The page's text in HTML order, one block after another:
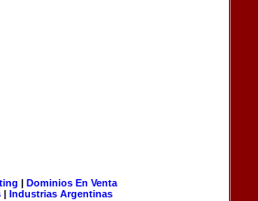
| Dominios En Venta
| Industrias Argentinas